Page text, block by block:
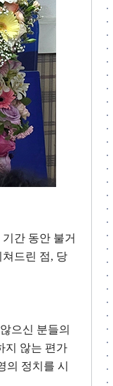
기간 동안 불거
드린 점, 당
으신 분들의
지 않는 편가
의 정치를 시